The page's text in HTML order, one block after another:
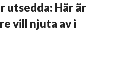
utsedda: Här är
vill njuta av i